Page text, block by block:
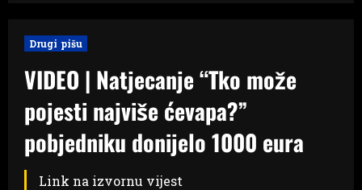
Drugi pišu
VIDEO | Natjecanje “Tko može
pojesti najviše ćevapa?”
pobjedniku donijelo 1000 eura
Link na izvornu vijest